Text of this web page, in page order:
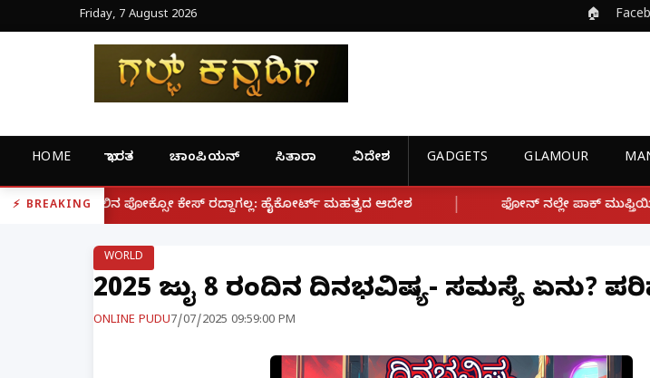
Friday, 7 August 2026 🏠
HOME ಭಾರತ ಚಾಂಪಿಯನ್ ಸಿತಾರಾ ವಿದೇಶ GADGETS GLAMOUR
BREAKING
ಕೇಸ್ ರದ್ದಾಗಲ್ಲ: ಹೈಕೋರ್ಟ್ ಮಹತ್ವದ ಆದೇಶ | ಫೋನ್ ನಲ್ಲೇ ಪಾಕ್ ಮುಫ್ತಿಯಿಂದ ಮತಾಂತರ: ಜೈಶ್-
WORLD
2025 ಜುಲೈ 8 ರಂದಿನ ದಿನಭವಿಷ್ಯ- ಸಮಸ್ಯೆ ಏನು?
ONLINE PUDU7/07/2025 09:59:00 PM